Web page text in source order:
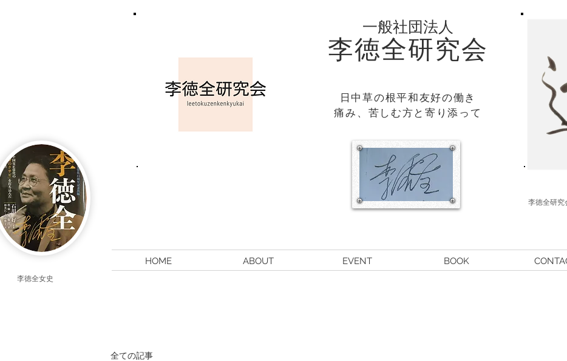
一般社団法人
李徳全研究会
日中草の根平和友好の働き
​痛み、苦しむ方と寄り添って
李徳全研究
HOME ABOUT EVENT BOOK
李徳全女史
全ての記事